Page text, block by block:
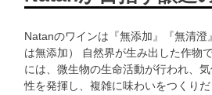
Natanのワインは『無添加』『無清
は無添加） 自然界が生み出した作物
には、微生物の生命活動が行われ、
性を発揮し、複雑に味わいをつくりだ